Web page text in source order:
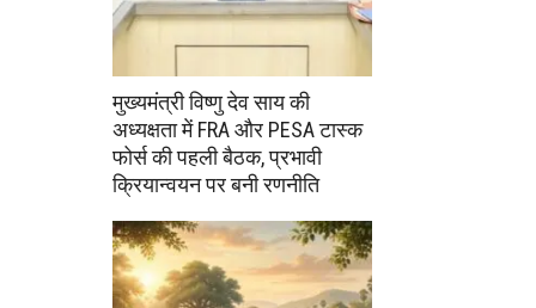
मुख्यमंत्री विष्णु देव साय की
अध्यक्षता में FRA और PESA टास्क
फोर्स की पहली बैठक, प्रभावी
क्रियान्वयन पर बनी रणनीति